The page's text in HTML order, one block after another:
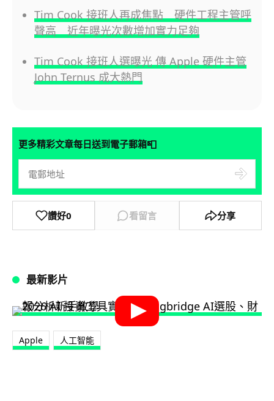
Tim Cook 接班人再成焦點 硬件工程主管呼
聲高 近年曝光次數增加實力足夠
Tim Cook 接班人選曝光 傳 Apple 硬件主管
John Ternus 成大熱門
更多精彩文章每日送到電子郵箱📮
讚好0 看留言 分享
最新影片
Apple 人工智能